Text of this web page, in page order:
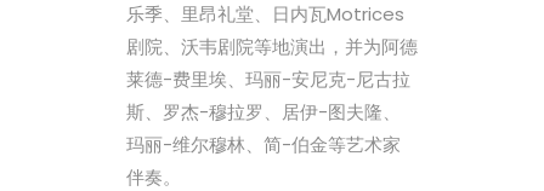
乐季、里昂礼堂、日内瓦Motrices
剧院、沃韦剧院等地演出，并为阿德
莱德-费里埃、玛丽-安尼克-尼古拉
斯、罗杰-穆拉罗、居伊-图夫隆、
玛丽-维尔穆林、简-伯金等艺术家
伴奏。